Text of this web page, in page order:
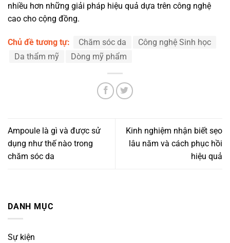
nhiều hơn những giải pháp hiệu quả dựa trên công nghệ
cao cho cộng đồng.
Chủ đề tương tự: Chăm sóc da
Công nghệ Sinh học
Da thẩm mỹ
Dòng mỹ phẩm
Ampoule là gì và được sử
dụng như thế nào trong
chăm sóc da
Kinh nghiệm nhận biết sẹo
lâu năm và cách phục hồi
hiệu quả
DANH MỤC
Sự kiện